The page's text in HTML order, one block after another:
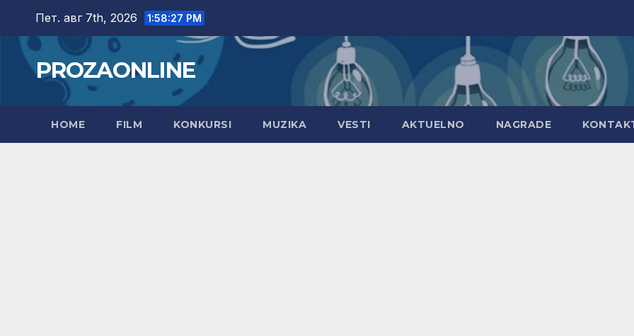
content
Пет. авг 7th, 2026 1:58:28 PM
PROZAONLINE
HOME FILM KONKURSI MUZIKA VESTI AKTUELNO NAGRADE